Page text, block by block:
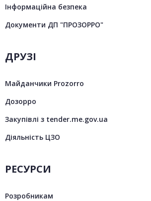
Інформаційна безпека
Документи ДП "ПРОЗОРРО"
ДРУЗІ
Майданчики Prozorro
Дозорро
Закупівлі з tender.me.gov.ua
Діяльність ЦЗО
РЕСУРСИ
Розробникам